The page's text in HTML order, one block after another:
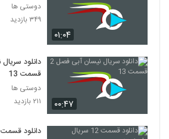
۰۱:۰۴
دوستی ها
۳۴۹ بازدید
۰۰:۴۷
قسمت 13
دوستی ها
۲۱۱ بازدید
دانلود قسمت 12 سریال داوینچیز